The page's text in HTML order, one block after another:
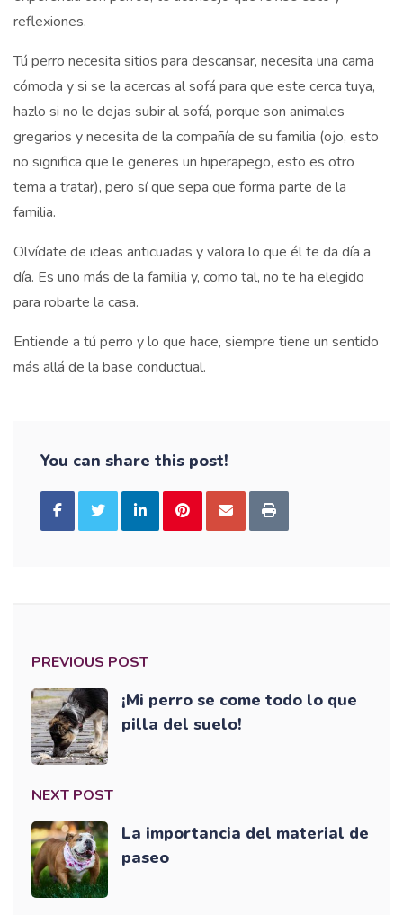
reflexiones.
Tú perro necesita sitios para descansar, necesita una cama
cómoda y si se la acercas al sofá para que este cerca tuya,
hazlo si no le dejas subir al sofá, porque son animales
gregarios y necesita de la compañía de su familia (ojo, esto
no significa que le generes un hiperapego, esto es otro
tema a tratar), pero sí que sepa que forma parte de la
familia.
Olvídate de ideas anticuadas y valora lo que él te da día a
día. Es uno más de la familia y, como tal, no te ha elegido
para robarte la casa.
Entiende a tú perro y lo que hace, siempre tiene un sentido
más allá de la base conductual.
You can share this post!
PREVIOUS POST
¡Mi perro se come todo lo que
pilla del suelo!
NEXT POST
La importancia del material de
paseo